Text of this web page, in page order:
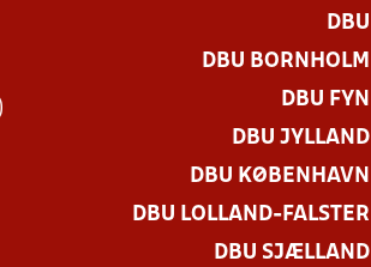
DBU
DBU BORNHOLM
DBU FYN
DBU JYLLAND
DBU KØBENHAVN
DBU LOLLAND-FALSTER
DBU SJÆLLAND